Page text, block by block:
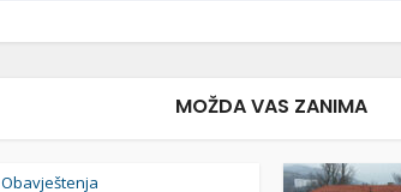
MOŽDA VAS ZANIMA
Obavještenja